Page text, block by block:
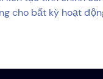
cho bất kỳ hoạt